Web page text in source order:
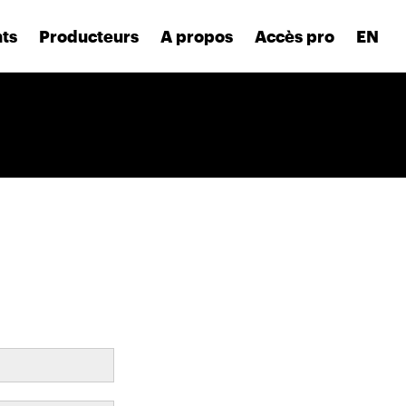
Producteurs A propos Accès pro EN